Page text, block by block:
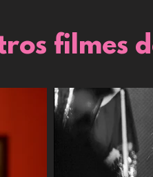
filmes